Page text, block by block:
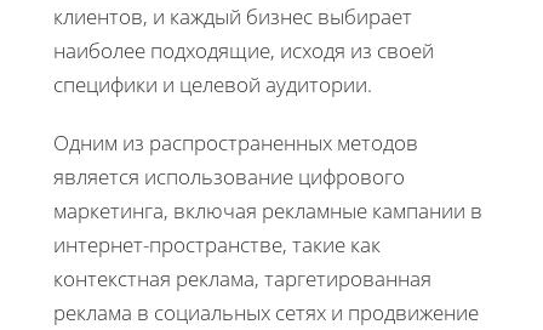
клиентов, и каждый бизнес выбирает
наиболее подходящие, исходя из своей
специфики и целевой аудитории.
Одним из распространенных методов
является использование цифрового
маркетинга, включая рекламные кампании в
интернет-пространстве, такие как
контекстная реклама, таргетированная
реклама в социальных сетях и продвижение